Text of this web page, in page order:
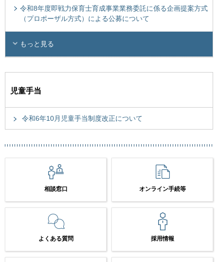
令和8年度即戦力保育士育成事業業務委託に係る企画提案方式
（プロポーザル方式）による公募について
もっと見る
児童手当
令和6年10月児童手当制度改正について
相談窓口 オンライン手続等
よくある質問 採用情報